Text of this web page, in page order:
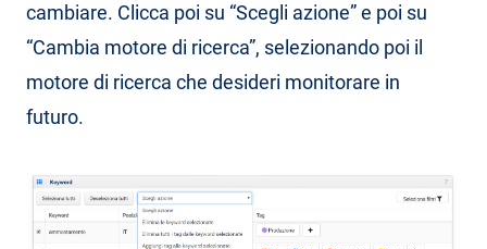
cambiare. Clicca poi su “Scegli azione” e poi su
“Cambia motore di ricerca”, selezionando poi il
motore di ricerca che desideri monitorare in
futuro.